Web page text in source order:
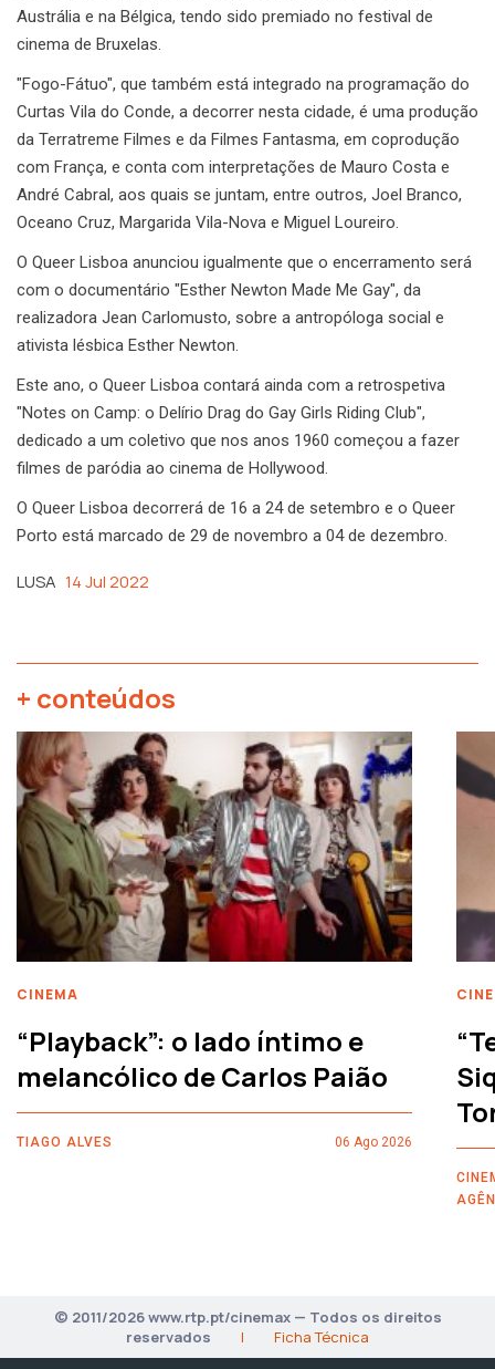
Austrália e na Bélgica, tendo sido premiado no festival de
cinema de Bruxelas.
"Fogo-Fátuo", que também está integrado na programação do
Curtas Vila do Conde, a decorrer nesta cidade, é uma produção
da Terratreme Filmes e da Filmes Fantasma, em coprodução
com França, e conta com interpretações de Mauro Costa e
André Cabral, aos quais se juntam, entre outros, Joel Branco,
Oceano Cruz, Margarida Vila-Nova e Miguel Loureiro.
O Queer Lisboa anunciou igualmente que o encerramento será
com o documentário "Esther Newton Made Me Gay", da
realizadora Jean Carlomusto, sobre a antropóloga social e
ativista lésbica Esther Newton.
Este ano, o Queer Lisboa contará ainda com a retrospetiva
"Notes on Camp: o Delírio Drag do Gay Girls Riding Club",
dedicado a um coletivo que nos anos 1960 começou a fazer
filmes de paródia ao cinema de Hollywood.
O Queer Lisboa decorrerá de 16 a 24 de setembro e o Queer
Porto está marcado de 29 de novembro a 04 de dezembro.
LUSA 14 Jul 2022
+ conteúdos
CINEMA
“Playback”: o lado íntimo e
melancólico de Carlos Paião
TIAGO ALVES 06 Ago 2026
© 2011/2026 www.rtp.pt/cinemax — Todos os direitos
reservados
| Ficha Técnica